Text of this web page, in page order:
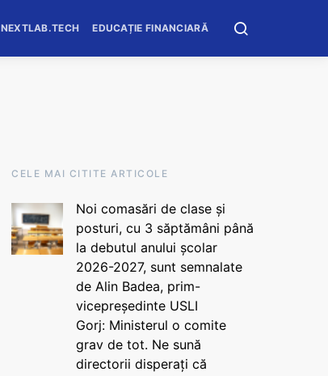
NEXTLAB.TECH EDUCAȚIE FINANCIARĂ
CELE MAI CITITE ARTICOLE
Noi comasări de clase și
posturi, cu 3 săptămâni până
la debutul anului școlar
2026-2027, sunt semnalate
de Alin Badea, prim-
vicepreședinte USLI
Gorj: Ministerul o comite
grav de tot. Ne sună
directorii disperați că